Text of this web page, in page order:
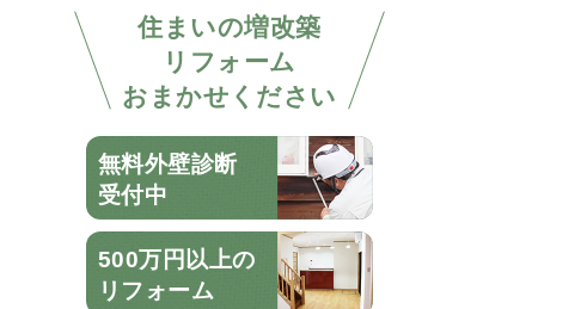
住まいの増改築
リフォーム
おまかせください
無料外壁診断
受付中
500万円以上の
リフォーム